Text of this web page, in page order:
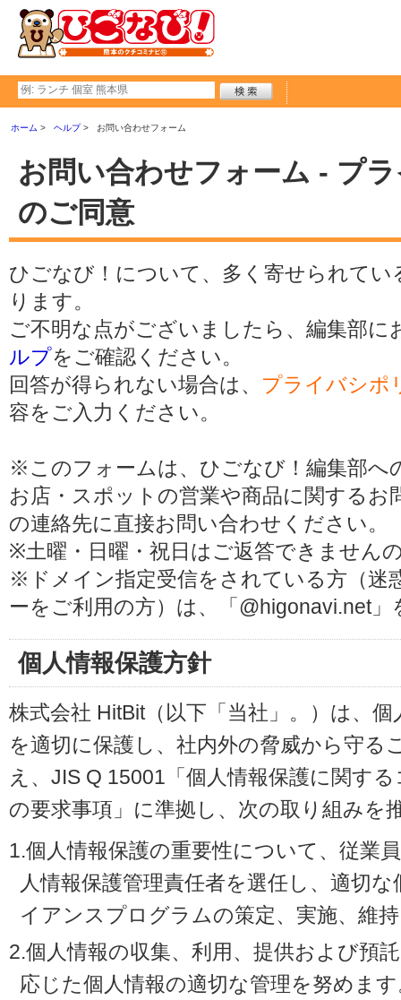
ホーム ヘルプ お問い合わせフォーム
お問い合わせフォーム - プ
のご同意
ひごなび！について、多く寄せられてい
ります。
ご不明な点がございましたら、編集部
ルプをご確認ください。
回答が得られない場合は、 プライバシポ
容をご入力ください。
※このフォームは、ひごなび！編集部へ
お店・スポットの営業や商品に関する
の連絡先に直接お問い合わせください。
※土曜・日曜・祝日はご返答できません
※ドメイン指定受信をされている方（迷
ーをご利用の方）は、「@higonavi.net
個人情報保護方針
株式会社 HitBit（以下「当社」。）は、
を適切に保護し、社内外の脅威から守る
え、JIS Q 15001「個人情報保護に関す
の要求事項」に準拠し、次の取り組みを
1.個人情報保護の重要性について、従業
人情報保護管理責任者を選任し、適切
イアンスプログラムの策定、実施、維
2.個人情報の収集、利用、提供および預
応じた個人情報の適切な管理を努めま